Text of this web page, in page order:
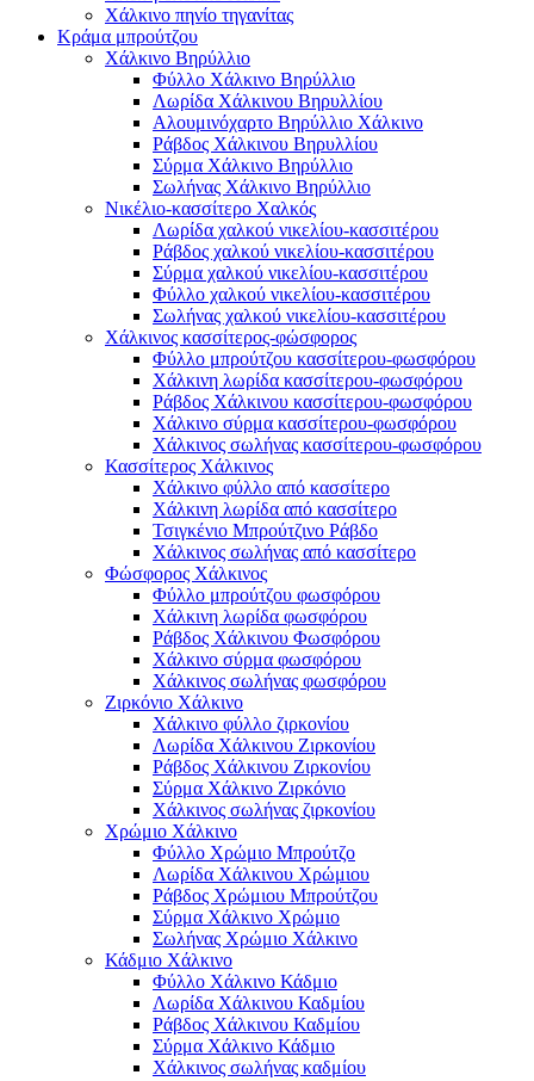
Χάλκινο πηνίο τηγανίτας
Κράμα μπρούτζου
Χάλκινο Βηρύλλιο
Φύλλο Χάλκινο Βηρύλλιο
Λωρίδα Χάλκινου Βηρυλλίου
Αλουμινόχαρτο Βηρύλλιο Χάλκινο
Ράβδος Χάλκινου Βηρυλλίου
Σύρμα Χάλκινο Βηρύλλιο
Σωλήνας Χάλκινο Βηρύλλιο
Νικέλιο-κασσίτερο Χαλκός
Λωρίδα χαλκού νικελίου-κασσιτέρου
Ράβδος χαλκού νικελίου-κασσιτέρου
Σύρμα χαλκού νικελίου-κασσιτέρου
Φύλλο χαλκού νικελίου-κασσιτέρου
Σωλήνας χαλκού νικελίου-κασσιτέρου
Χάλκινος κασσίτερος-φώσφορος
Φύλλο μπρούτζου κασσίτερου-φωσφόρου
Χάλκινη λωρίδα κασσίτερου-φωσφόρου
Ράβδος Χάλκινου κασσίτερου-φωσφόρου
Χάλκινο σύρμα κασσίτερου-φωσφόρου
Χάλκινος σωλήνας κασσίτερου-φωσφόρου
Κασσίτερος Χάλκινος
Χάλκινο φύλλο από κασσίτερο
Χάλκινη λωρίδα από κασσίτερο
Τσιγκένιο Μπρούτζινο Ράβδο
Χάλκινος σωλήνας από κασσίτερο
Φώσφορος Χάλκινος
Φύλλο μπρούτζου φωσφόρου
Χάλκινη λωρίδα φωσφόρου
Ράβδος Χάλκινου Φωσφόρου
Χάλκινο σύρμα φωσφόρου
Χάλκινος σωλήνας φωσφόρου
Ζιρκόνιο Χάλκινο
Χάλκινο φύλλο ζιρκονίου
Λωρίδα Χάλκινου Ζιρκονίου
Ράβδος Χάλκινου Ζιρκονίου
Σύρμα Χάλκινο Ζιρκόνιο
Χάλκινος σωλήνας ζιρκονίου
Χρώμιο Χάλκινο
Φύλλο Χρώμιο Μπρούτζο
Λωρίδα Χάλκινου Χρώμιου
Ράβδος Χρώμιου Μπρούτζου
Σύρμα Χάλκινο Χρώμιο
Σωλήνας Χρώμιο Χάλκινο
Κάδμιο Χάλκινο
Φύλλο Χάλκινο Κάδμιο
Λωρίδα Χάλκινου Καδμίου
Ράβδος Χάλκινου Καδμίου
Σύρμα Χάλκινο Κάδμιο
Χάλκινος σωλήνας καδμίου